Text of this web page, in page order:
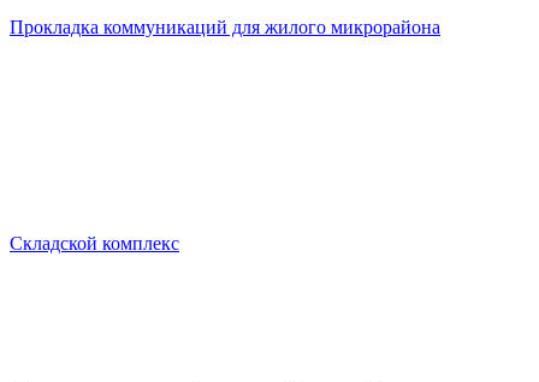
Прокладка коммуникаций для жилого микрорайона
Складской комплекс